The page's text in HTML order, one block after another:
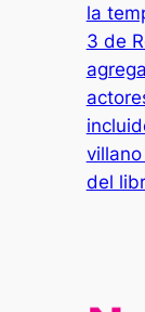
la
3 de
del